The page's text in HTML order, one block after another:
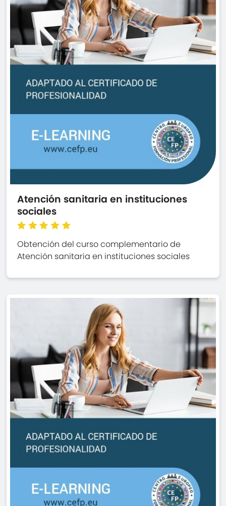
Atención sanitaria en instituciones
sociales
Obtención del curso complementario de
Atención sanitaria en instituciones sociales